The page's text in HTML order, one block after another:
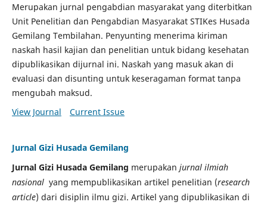
Merupakan jurnal pengabdian masyarakat yang diterbitkan
Unit Penelitian dan Pengabdian Masyarakat STIKes Husada
Gemilang Tembilahan. Penyunting menerima kiriman
naskah hasil kajian dan penelitian untuk bidang kesehatan
dipublikasikan dijurnal ini. Naskah yang masuk akan di
evaluasi dan disunting untuk keseragaman format tanpa
mengubah maksud.
View Journal
Current Issue
Jurnal Gizi Husada Gemilang
Jurnal Gizi Husada Gemilang merupakan jurnal ilmiah
nasionalyang mempublikasikan artikel penelitian (research
article) dari disiplin ilmu gizi. Artikel yang dipublikasikan di